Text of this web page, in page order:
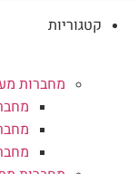
קטגוריות
מחברות